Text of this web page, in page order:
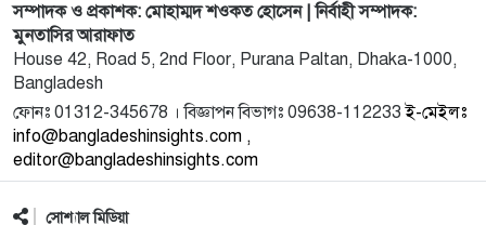
ভয়াবহ অর্থনৈতিক বিপর্যয়ে বাংলাদেশ! পণ্য বোঝাই না
করেই চট্টগ্
10
পাঠ্যবই প্রকল্পে ৬৫৯ কোটি টাকা আত্মসাতের অভিযোগ:
শিক্ষা খাতে
11
এমপি ছাড়াই ‘এমপি প্রকল্পে’ ব্যয় বাড়ছে ৩৯% অন্তর্বর্তী
সরকারে
12
সম্পাদক ও প্রকাশক: মোহাম্মদ শওকত হোসেন | নির্বাহী সম্পাদক:
মুনতাসির আরাফাত
House 42, Road 5, 2nd Floor, Purana Paltan, Dhaka-1000,
Bangladesh
ফোনঃ 01312-345678 । বিজ্ঞাপন বিভাগঃ 09638-112233ই-মেইলঃ
info@bangladeshinsights.com ,
editor@bangladeshinsights.com
সোশ্যাল মিডিয়া